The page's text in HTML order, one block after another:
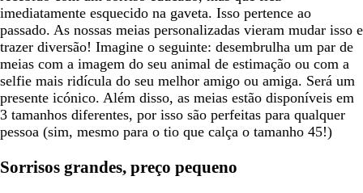
imediatamente esquecido na gaveta. Isso pertence ao
passado. As nossas meias personalizadas vieram mudar isso e
trazer diversão! Imagine o seguinte: desembrulha um par de
meias com a imagem do seu animal de estimação ou com a
selfie mais ridícula do seu melhor amigo ou amiga. Será um
presente icónico. Além disso, as meias estão disponíveis em
3 tamanhos diferentes, por isso são perfeitas para qualquer
pessoa (sim, mesmo para o tio que calça o tamanho 45!)
Sorrisos grandes, preço pequeno